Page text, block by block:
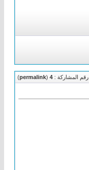
رقم المشاركة : 4
(
permalink
)